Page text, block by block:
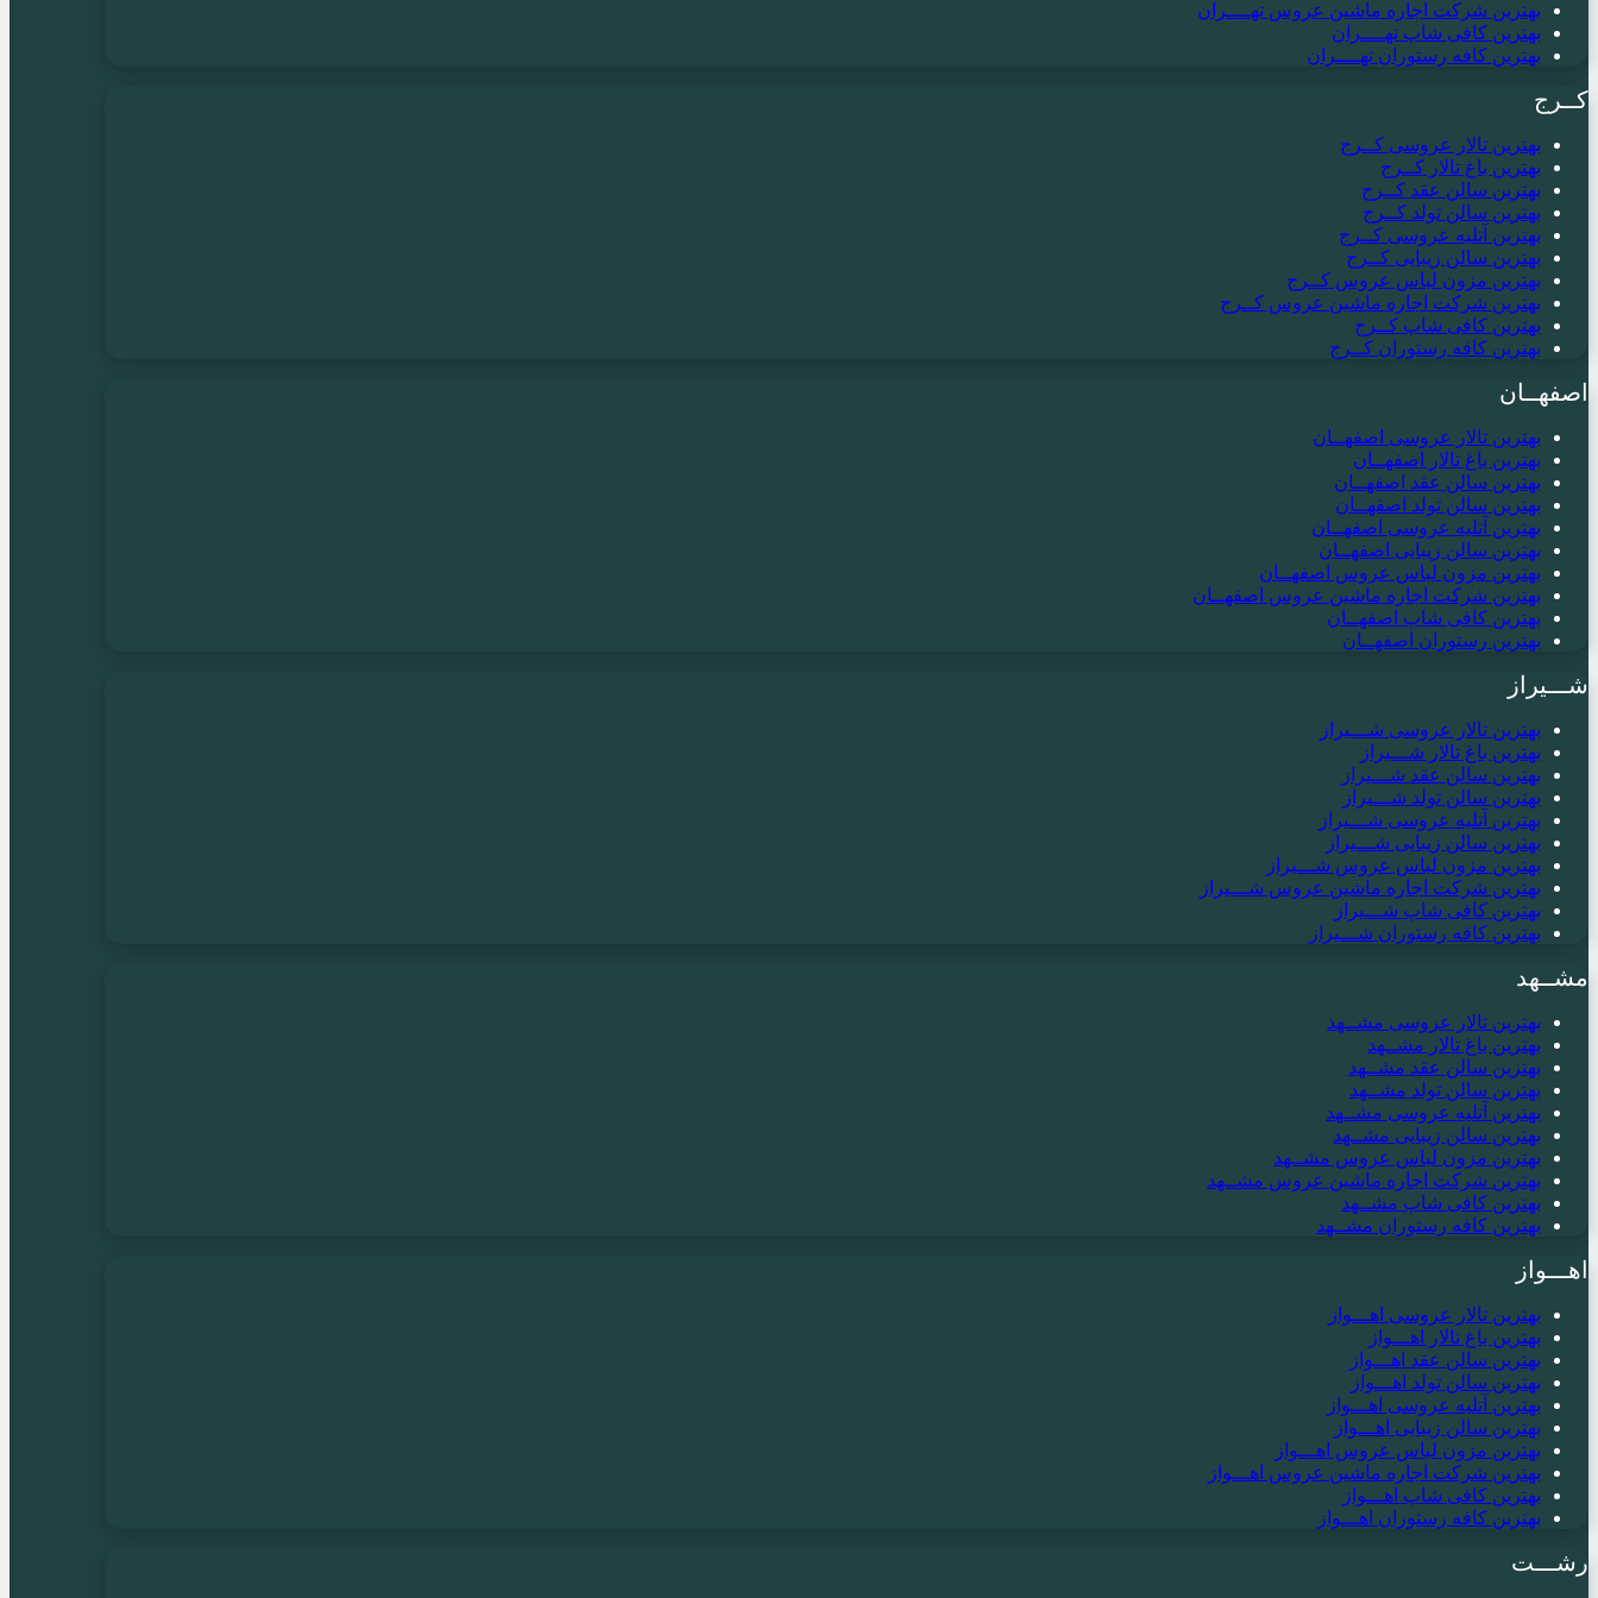
بهترین شرکت اجاره ماشین عروس تهــــران
بهترین کافی شاپ تهــــران
بهترین کافه رستوران تهــــران
کــرج
بهترین تالار عروسی کــرج
بهترین باغ تالار کــرج
بهترین سالن عقد کــرج
بهترین سالن تولد کــرج
بهترین آتلیه عروسی کــرج
بهترین سالن زیبایی کــرج
بهترین مزون لباس عروس کــرج
بهترین شرکت اجاره ماشین عروس کــرج
بهترین کافی شاپ کــرج
بهترین کافه رستوران کــرج
اصفهــان
بهترین تالار عروسی اصفهــان
بهترین باغ تالار اصفهــان
بهترین سالن عقد اصفهــان
بهترین سالن تولد اصفهــان
بهترین آتلیه عروسی اصفهــان
بهترین سالن زیبایی اصفهــان
بهترین مزون لباس عروس اصفهــان
بهترین شرکت اجاره ماشین عروس اصفهــان
بهترین کافی شاپ اصفهــان
بهترین رستوران اصفهــان
شـــیراز
بهترین تالار عروسی شـــیراز
بهترین باغ تالار شـــیراز
بهترین سالن عقد شـــیراز
بهترین سالن تولد شـــیراز
بهترین آتلیه عروسی شـــیراز
بهترین سالن زیبایی شـــیراز
بهترین مزون لباس عروس شـــیراز
بهترین شرکت اجاره ماشین عروس شـــیراز
بهترین کافی شاپ شـــیراز
بهترین کافه رستوران شـــیراز
مشــهد
بهترین تالار عروسی مشــهد
بهترین باغ تالار مشــهد
بهترین سالن عقد مشــهد
بهترین سالن تولد مشــهد
بهترین آتلیه عروسی مشــهد
بهترین سالن زیبایی مشــهد
بهترین مزون لباس عروس مشــهد
بهترین شرکت اجاره ماشین عروس مشــهد
بهترین کافی شاپ مشــهد
بهترین کافه رستوران مشــهد
اهـــواز
بهترین تالار عروسی اهـــواز
بهترین باغ تالار اهـــواز
بهترین سالن عقد اهـــواز
بهترین سالن تولد اهـــواز
بهترین آتلیه عروسی اهـــواز
بهترین سالن زیبایی اهـــواز
بهترین مزون لباس عروس اهـــواز
بهترین شرکت اجاره ماشین عروس اهـــواز
بهترین کافی شاپ اهـــواز
بهترین کافه رستوران اهـــواز
رشـــت